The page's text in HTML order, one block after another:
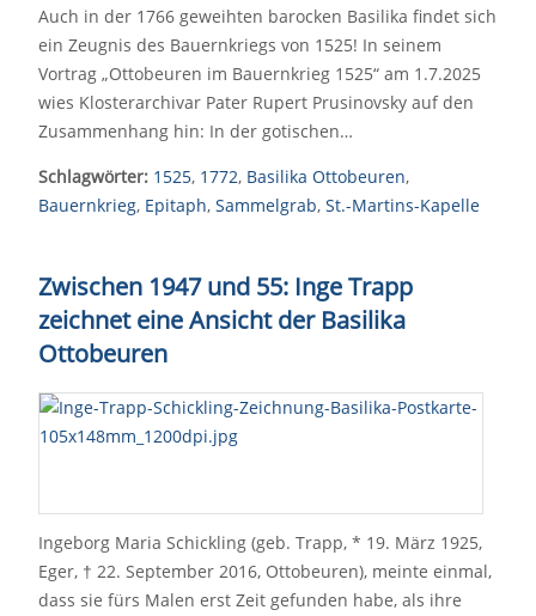
Auch in der 1766 geweihten barocken Basilika findet sich
ein Zeugnis des Bauernkriegs von 1525! In seinem
Vortrag „Ottobeuren im Bauernkrieg 1525“ am 1.7.2025
wies Klosterarchivar Pater Rupert Prusinovsky auf den
Zusammenhang hin: In der gotischen…
Schlagwörter: 1525, 1772, Basilika Ottobeuren,
Bauernkrieg, Epitaph, Sammelgrab, St.-Martins-Kapelle
Zwischen 1947 und 55: Inge Trapp
zeichnet eine Ansicht der Basilika
Ottobeuren
Ingeborg Maria Schickling (geb. Trapp, * 19. März 1925,
Eger, † 22. September 2016, Ottobeuren), meinte einmal,
dass sie fürs Malen erst Zeit gefunden habe, als ihre